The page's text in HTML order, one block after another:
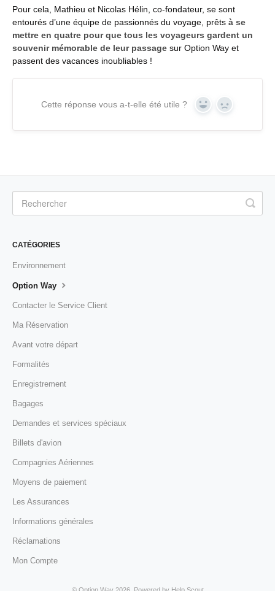
Pour cela, Mathieu et Nicolas Hélin, co-fondateur, se sont
entourés d’une équipe de passionnés du voyage, prêts à se
mettre en quatre pour que tous les voyageurs gardent un
souvenir mémorable de leur passage sur Option Way et
passent des vacances inoubliables !
Cette réponse vous a-t-elle été utile ? Yes No
CATÉGORIES
Environnement
Option Way
Contacter le Service Client
Ma Réservation
Avant votre départ
Formalités
Enregistrement
Bagages
Demandes et services spéciaux
Billets d'avion
Compagnies Aériennes
Moyens de paiement
Les Assurances
Informations générales
Réclamations
Mon Compte